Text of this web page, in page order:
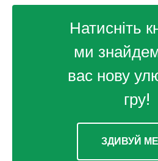
Натисніть
ми
вас нову
гру!
ЗДИВУЙ